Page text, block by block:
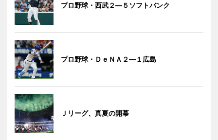
プロ野球・西武２―５ソフトバンク
プロ野球・ＤｅＮＡ２―１広島
Ｊリーグ、真夏の開幕